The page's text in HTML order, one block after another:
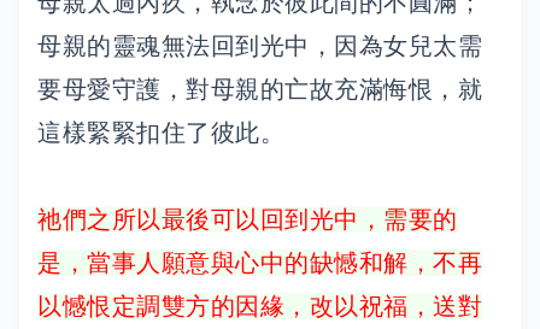
母親的靈魂無法回到光中，因為女兒太需
要母愛守護，對母親的亡故充滿悔恨，就
這樣緊緊扣住了彼此。
祂們之所以最後可以回到光中，需要的
是，當事人願意與心中的缺憾和解，不再
以憾恨定調雙方的因緣，改以祝福，送對